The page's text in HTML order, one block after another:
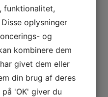
m.
– 14.4V / 18V
– 18V – Li-
funktionalitet,
oplysninger
og
kombinere dem
givet dem eller
din brug af deres
'OK' giver du